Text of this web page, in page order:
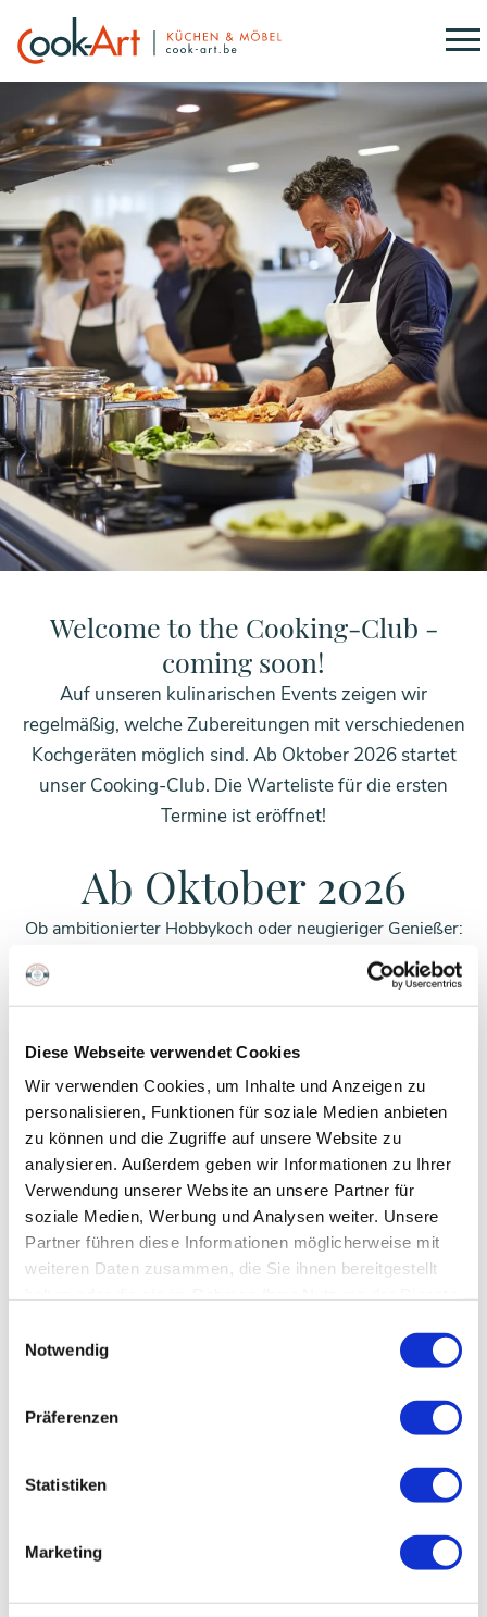
Diese Webseite verwendet Cookies
Wir verwenden Cookies, um Inhalte und Anzeigen zu
personalisieren, Funktionen für soziale Medien anbieten
zu können und die Zugriffe auf unsere Website zu
analysieren. Außerdem geben wir Informationen zu Ihrer
Verwendung unserer Website an unsere Partner für
soziale Medien, Werbung und Analysen weiter. Unsere
Partner führen diese Informationen möglicherweise mit
weiteren Daten zusammen, die Sie ihnen bereitgestellt
Notwendig
Präferenzen
Statistiken
Marketing
Welcome to the Cooking-Club -
coming soon!
Auf unseren kulinarischen Events zeigen wir
regelmäßig, welche Zubereitungen mit verschiedenen
Kochgeräten möglich sind. Ab Oktober 2026 startet
unser Cooking-Club. Die Warteliste für die ersten
Termine ist eröffnet!
Ab Oktober 2026
Ob ambitionierter Hobbykoch oder neugieriger Genießer:
In unserem CookingClub findet jeder seinen Platz!
Lernen Sie praktische Kochtechniken und kreative Gerichte
werden.
Ab Oktober 2026 geht es los: Die Warteliste ist ab sofort
eröffnet!Verpassen Sie keine Termine und lassen Sie sich
auf die Warteliste einschreiben.Schicken Sie uns eineE-
Mail und wir benachrichten Sie frühzeitig!